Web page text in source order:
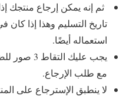
تاريخ التسليم وهذا إذا كان
استعماله أيضًا.
يجب عليك
مع طلب الإرجاع.
لا ينطبق الإسترجاع على